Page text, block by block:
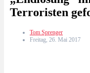
Terroristen
Tom Sprenger
Freitag, 26. Mai 2017